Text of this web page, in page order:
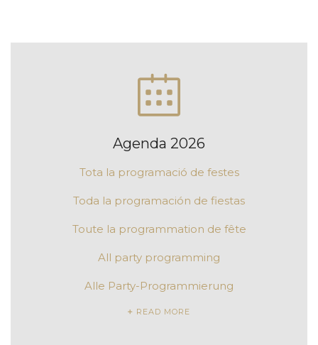
Agenda 2026
Tota la programació de festes
Toda la programación de fiestas
Toute la programmation de fête
All party programming
Alle Party-Programmierung
READ MORE